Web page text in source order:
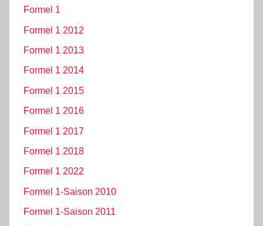
Formel 1
Formel 1 2012
Formel 1 2013
Formel 1 2014
Formel 1 2015
Formel 1 2016
Formel 1 2017
Formel 1 2018
Formel 1 2022
Formel 1-Saison 2010
Formel 1-Saison 2011